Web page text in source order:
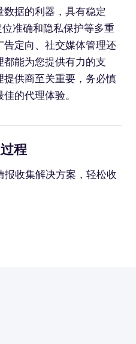
据的利器，具有稳定
准确和隐私保护等多重
定向、社交媒体管理还
能为您提供有力的支
供商至关重要，务必慎
的代理体验。
程
报收集解决方案，轻松收